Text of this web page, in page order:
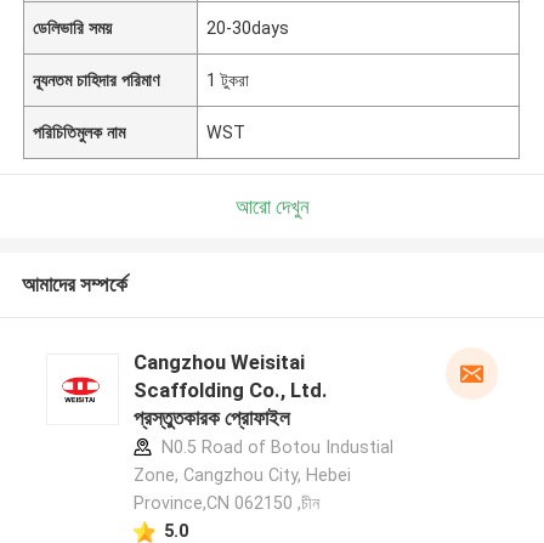
ডেলিভারি সময় 20-30days
ন্যূনতম চাহিদার পরিমাণ 1 টুকরা
পরিচিতিমুলক নাম WST
আরো দেখুন
আমাদের সম্পর্কে
Cangzhou Weisitai
Scaffolding Co., Ltd.
প্রস্তুতকারক প্রোফাইল
N0.5 Road of Botou Industial
Zone, Cangzhou City, Hebei
Province,CN 062150 ,চীন
5.0